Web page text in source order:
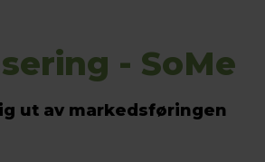
- SoMe
ut av markedsføringen